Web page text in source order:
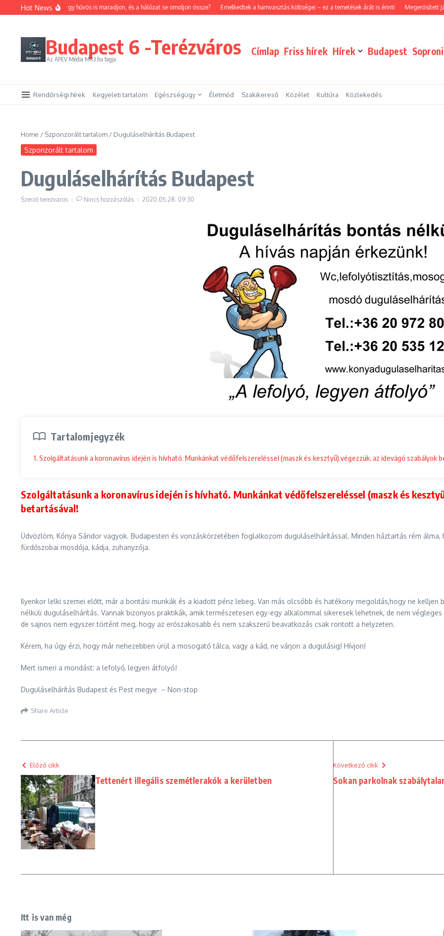
Ugrás a tartalomhoz
Hot News
trükközhetsz, hogy hűvös is maradjon, és a hálózat se omoljon össze? Emelkedtek a hamvasztás költségei – ez a temetések árát is érinti Megerősített
Budapest 6 -Terézváros
Az APEV Média MR3.hu tagja
Címlap Friss hírek Hírek Budapest
Rendőrségi hírek Kegyeleti tartalom Egészségügy Életmód Szakikereső Közélet Kultúra Közlekedés
Home / Szponzorált tartalom / Duguláselhárítás Budapest
Szponzorált tartalom
Duguláselhárítás Budapest
Szerző terezvaros Nincs hozzászólás 2020.05.28. 09:30
Tartalomjegyzék
1. Szolgáltatásunk a koronavírus idején is hívható. Munkánkat védőfelszereléssel (maszk és kesztyű) végezzük, az idevágó szabályok
Szolgáltatásunk a koronavírus idején is hívható. Munkánkat védőfelszereléssel (maszk és
betartásával!
Üdvözlöm, Kónya Sándor vagyok. Budapesten és vonzáskörzetében foglalkozom duguláselhárítással. Minden háztartás rém
fürdőszobai mosdója, kádja, zuhanyzója.
Ilyenkor lelki szemei előtt, már a bontási munkák és a kiadott pénz lebeg. Van más olcsóbb és hatékony megoldás,hogy ne
nélküli duguláselhárítás. Vannak bizonyos praktikák, amik természetesen egy-egy alkalommal sikeresek lehetnek, de nem
de sajnos nem egyszer történt meg, hogy az erőszakosabb és nem szakszerű beavatkozás csak rontott a helyzeten.
Kérem, ha úgy érzi, hogy már nehezebben ürül a mosogató tálca, vagy a kád, ne várjon a dugulásig! Hívjon!
Mert ismeri a mondást: a lefolyó, legyen átfolyó!
Duguláselhárítás Budapest és Pest megye – Non-stop
Share Article
Előző cikk
Tettenért illegális szemétlerakók a kerületben
Következő cikk
Sokan parkolnak
Itt is van még